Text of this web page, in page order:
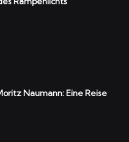
Naumann: Eine Reise